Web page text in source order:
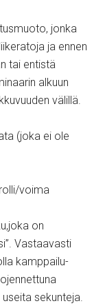
jonka
ja ennen
tai entistä
alkuun
välillä.
(joka ei ole
voima
on
Vastaavasti
kamppailu-
sekunteja.